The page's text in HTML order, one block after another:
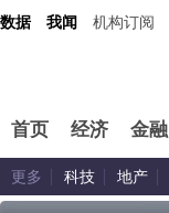
数据 我闻 机构订阅
首页 经济 金融
更多 科技 地产